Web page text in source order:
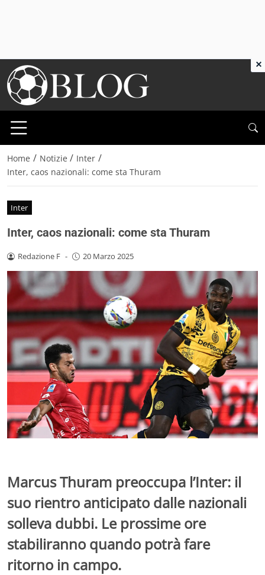
Home / Notizie / Inter /
Inter, caos nazionali: come sta Thuram
Inter
Inter, caos nazionali: come sta Thuram
Redazione F - 20 Marzo 2025
Marcus Thuram preoccupa l’Inter: il
suo rientro anticipato dalle nazionali
solleva dubbi. Le prossime ore
stabiliranno quando potrà fare
ritorno in campo.
×